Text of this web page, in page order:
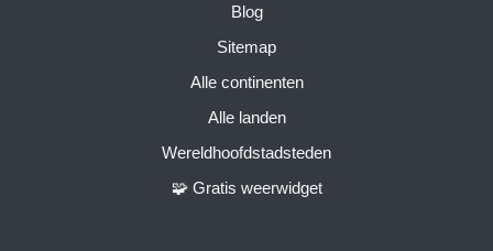
Blog
Sitemap
Alle continenten
Alle landen
Wereldhoofdstadsteden
🧩 Gratis weerwidget